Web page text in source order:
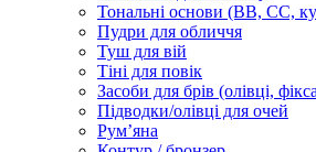
Тональні основи (BB, CC,
Пудри для обличчя
Туш для вій
Тіні для повік
Засоби для брів (олівці,
Підводки/олівці для очей
Румʼяна